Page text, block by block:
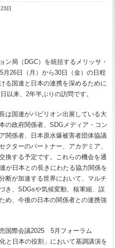
日
ン局（ DGC）を統括するメリッサ・
5月 26 日（月）から30 日（金）の日程
る国連と日本の連携を深めるために
以来、 2年半ぶりの訪問です。
は国連がパビリオン出展している大
の政府関係者、 SDGメディア・コン
関係者、日本原水爆被害者団体協議
クターのパートナー、アカデミア、
換する予定です。これらの機会を通
が日本との長きにわたる協力関係を
断が加速する世界において、マルチ
き、 SDGsや気候変動、核軍縮、誤
め、今後の日本の関係者との連携強
国際会議2025 5月フォーラム
と日本の役割」において基調講演を